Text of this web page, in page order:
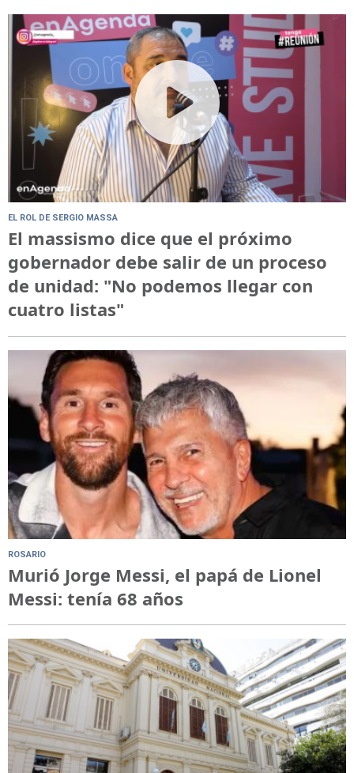
EL ROL DE SERGIO MASSA
El massismo dice que el próximo
gobernador debe salir de un proceso
de unidad: "No podemos llegar con
cuatro listas"
ROSARIO
Murió Jorge Messi, el papá de Lionel
Messi: tenía 68 años